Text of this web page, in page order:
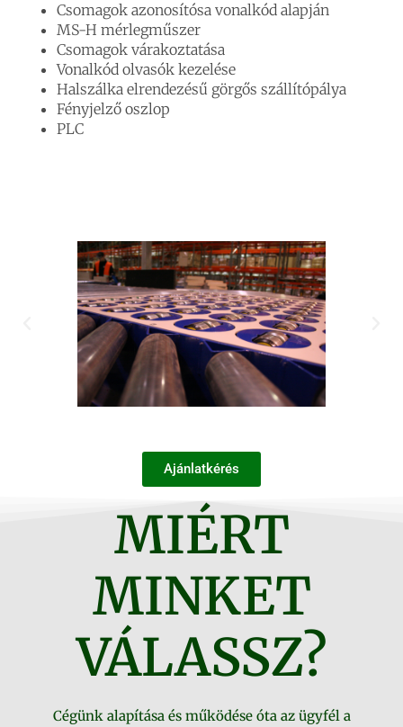
Csomagok azonosítósa vonalkód alapján
MS-H mérlegműszer
Csomagok várakoztatása
Vonalkód olvasók kezelése
Halszálka elrendezésű görgős szállítópálya
Fényjelző oszlop
PLC
Ajánlatkérés
MIÉRT
MINKET
VÁLASSZ?
Cégünk alapítása és működése óta az ügyfél a